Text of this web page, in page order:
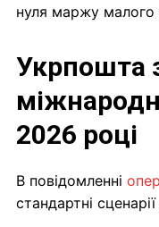
нуля маржу малого
Укрпошта
2026 році
В повідомленні
стандартні